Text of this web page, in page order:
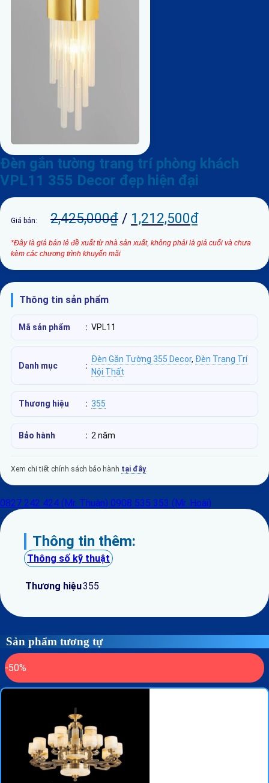
Đèn gắn tường trang trí phòng khách
VPL11 355 Decor đẹp hiện đại
Giá bán: 2,425,000₫ / 1,212,500₫
*Đây là giá bán lẻ đề xuất từ nhà sản xuất, không phải là giá cuối và chưa
kèm các chương trình khuyến mãi
Thông tin sản phẩm
Mã sản phẩm : VPL11
Danh mục :
Đèn Gắn Tường 355 Decor, Đèn Trang Trí
Nội Thất
Thương hiệu : 355
Bảo hành : 2 năm
Xem chi tiết chính sách bảo hành tại đây.
0827 242 424 (Mr. Thuận) 0908 535 353 (Mr. Hoài)
Thông tin thêm:
Thông số kỹ thuật
Thương hiệu355
Sản phẩm tương tự
-50%